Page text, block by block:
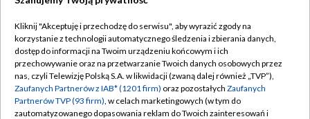
TVP
Abonament TVP
Emisja w TVP
Centrum informacji TVP
Regulamin TVP
Polityka prywatności
Moje zgody
Kliknij "Akceptuję i przechodzę do serwisu", aby wyrazić zgody na
korzystanie z technologii automatycznego śledzenia i zbierania danych,
dostęp do informacji na Twoim urządzeniu końcowym i ich
przechowywanie oraz na przetwarzanie Twoich danych osobowych przez
nas, czyli Telewizję Polską S.A. w likwidacji (zwaną dalej również „TVP”),
Zaufanych Partnerów z IAB* (1201 firm) oraz pozostałych Zaufanych
Partnerów TVP (93 firm), w celach marketingowych (w tym do
zautomatyzowanego dopasowania reklam do Twoich zainteresowań i